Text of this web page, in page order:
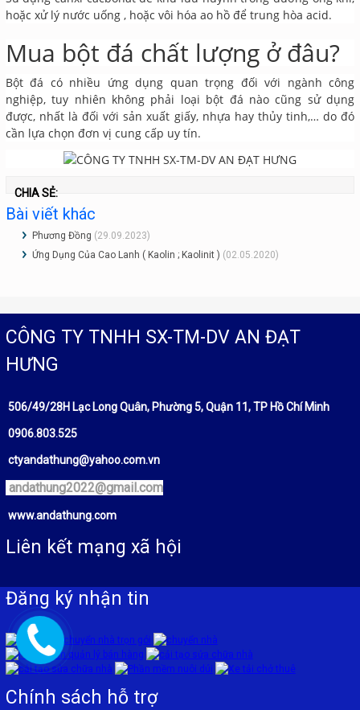
hoặc xử lý nước uống , hoặc vôi hóa ao hồ để trung hòa acid.
Mua bột đá chất lượng ở đâu?
Bột đá có nhiều ứng dụng quan trọng đối với ngành công
nghiệp, tuy nhiên không phải loại bột đá nào cũng sử dụng
được, nhất là đối với sản xuất giấy, nhựa hay thủy tinh,… do đó
cần lựa chọn đơn vị cung cấp uy tín.
CHIA SẺ:
Bài viết khác
Phương Đồng (29.09.2023)
Ứng Dụng Của Cao Lanh ( Kaolin ; Kaolinit ) (02.05.2020)
CÔNG TY TNHH SX-TM-DV AN ĐẠT
HƯNG
506/49/28H Lạc Long Quân, Phường 5, Quận 11, TP Hồ Chí Minh
0906.803.525
ctyandathung@yahoo.com.vn
andathung2022@gmail.com
www.andathung.com
Liên kết mạng xã hội
Đăng ký nhận tin
Chính sách hỗ trợ